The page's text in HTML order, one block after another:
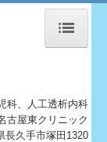
科、人工透析内科
屋東クリニック
長久手市塚田1320